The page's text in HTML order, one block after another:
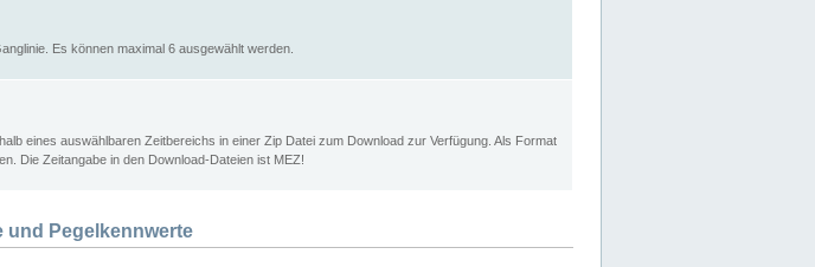
Es können maximal 6 ausgewählt werden.
eines auswählbaren Zeitbereichs in einer Zip Datei zum Download zur Verfügung. Als Format
Die Zeitangabe in den Download-Dateien ist MEZ!
und Pegelkennwerte